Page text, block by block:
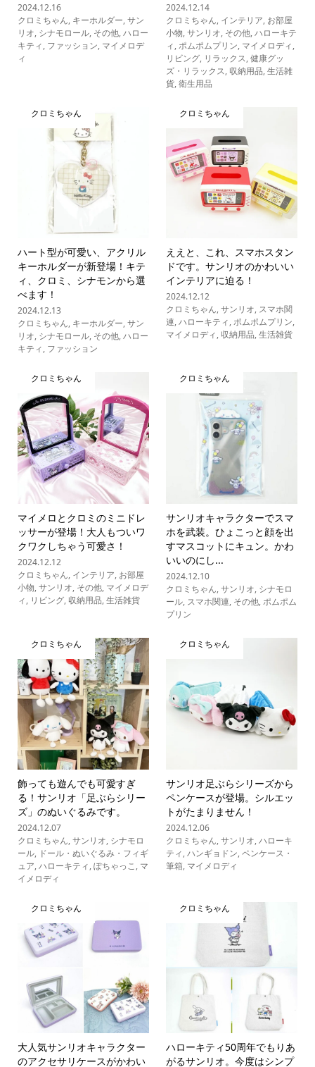
2024.12.16
クロミちゃん, キーホルダー,サン
リオ, シナモロール, その他,ハロー
キティ, ファッション, マイメロデ
ィ
2024.12.14
クロミちゃん, インテリア, お部屋
小物,サンリオ, その他,ハローキテ
ィ,ポムポムプリン, マイメロディ,
リビング, リラックス,健康グッ
ズ・リラックス, 収納用品,生活雑
貨,衛生用品
クロミちゃん
ハート型が可愛い、アクリル
キーホルダーが新登場！キテ
ィ、クロミ、シナモンから選
べます！
2024.12.13
クロミちゃん, キーホルダー,サン
リオ, シナモロール, その他,ハロー
キティ, ファッション
クロミちゃん
ええと、これ、スマホスタン
ドです。サンリオのかわいい
インテリアに迫る！
2024.12.12
クロミちゃん,サンリオ, スマホ関
連,ハローキティ,ポムポムプリン,
マイメロディ, 収納用品,生活雑貨
クロミちゃん
マイメロとクロミのミニドレ
ッサーが登場！大人もついワ
クワクしちゃう可愛さ！
2024.12.12
クロミちゃん, インテリア, お部屋
小物,サンリオ, その他, マイメロデ
ィ, リビング, 収納用品,生活雑貨
クロミちゃん
サンリオキャラクターでスマ
ホを武装。ひょこっと顔を出
すマスコットにキュン。かわ
いいのにし...
2024.12.10
クロミちゃん,サンリオ, シナモロ
ール, スマホ関連, その他,ポムポム
プリン
クロミちゃん
飾っても遊んでも可愛すぎ
る！サンリオ「足ぶらシリー
ズ」のぬいぐるみです。
2024.12.07
クロミちゃん,サンリオ, シナモロ
ール, ドール・ぬいぐるみ・フィギ
ュア,ハローキティ,ぽちゃっこ , マ
イメロディ
クロミちゃん
サンリオ足ぶらシリーズから
ペンケースが登場。シルエッ
トがたまりません！
2024.12.06
クロミちゃん,サンリオ,ハローキ
ティ,ハンギョドン,ペンケース・
筆箱, マイメロディ
クロミちゃん
大人気サンリオキャラクター
のアクセサリケースがかわい
クロミちゃん
ハローキティ50周年でもりあ
がるサンリオ。今度はシンプ